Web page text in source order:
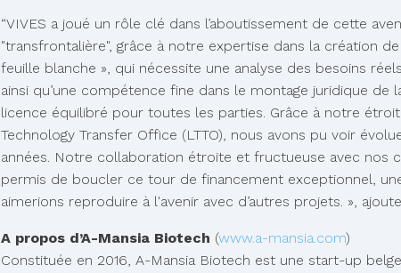
“VIVES a joué un rôle clé dans l’aboutissement de cette
"transfrontalière", grâce à notre expertise dans la création
feuille blanche », qui nécessite une analyse des besoins
ainsi qu’une compétence fine dans le montage juridique de
licence équilibré pour toutes les parties. Grâce à notre
Technology Transfer Office (LTTO), nous avons pu voir
années. Notre collaboration étroite et fructueuse avec nos
permis de boucler ce tour de financement exceptionnel,
aimerions reproduire à l'avenir avec d’autres projets. »,
A propos d’A-Mansia Biotech (www.a-mansia.com)
Constituée en 2016, A-Mansia Biotech est une start-up